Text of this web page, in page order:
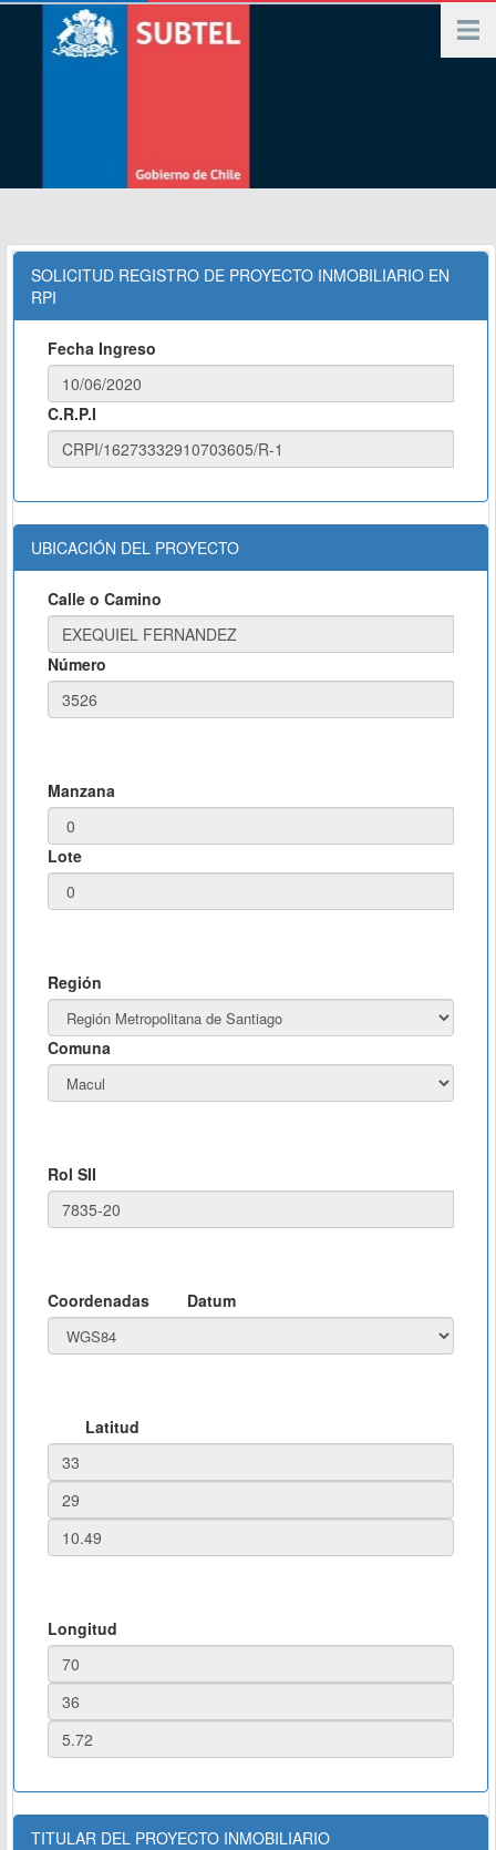
SOLICITUD REGISTRO DE PROYECTO INMOBILIARIO EN
RPI
Fecha Ingreso
C.R.P.I
UBICACIÓN DEL PROYECTO
Calle o Camino
Número
Manzana
Lote
Región
Comuna
Rol SII
Coordenadas Datum
Latitud
Longitud
TITULAR DEL PROYECTO INMOBILIARIO